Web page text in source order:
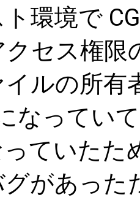
環境で
セス権限
ルの所有
なってい
ていたた
があった